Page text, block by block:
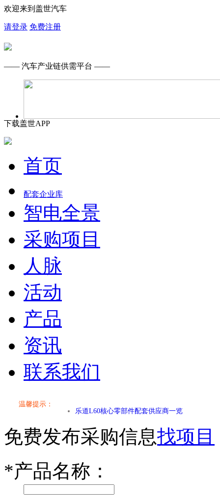
欢迎来到盖世汽车
请登录 免费注册
—— 汽车产业链供需平台 ——
下载盖世APP
首页
配套企业库
智电全景
采购项目
人脉
活动
产品
资讯
联系我们
温馨提示：
小米SU7核心零部件配套供应商一览
第二代 AION V核心零部件配套供应商一览
小米SU7核心零部件配套供应商一览
第二代 AION V核心零部件配套供应商一览
免费发布采购信息找项目
*产品名称：